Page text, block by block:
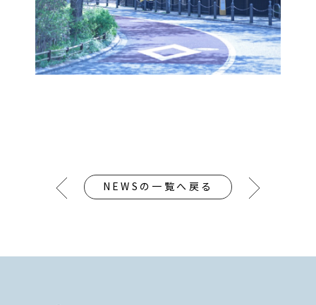
NEWSの一覧へ戻る